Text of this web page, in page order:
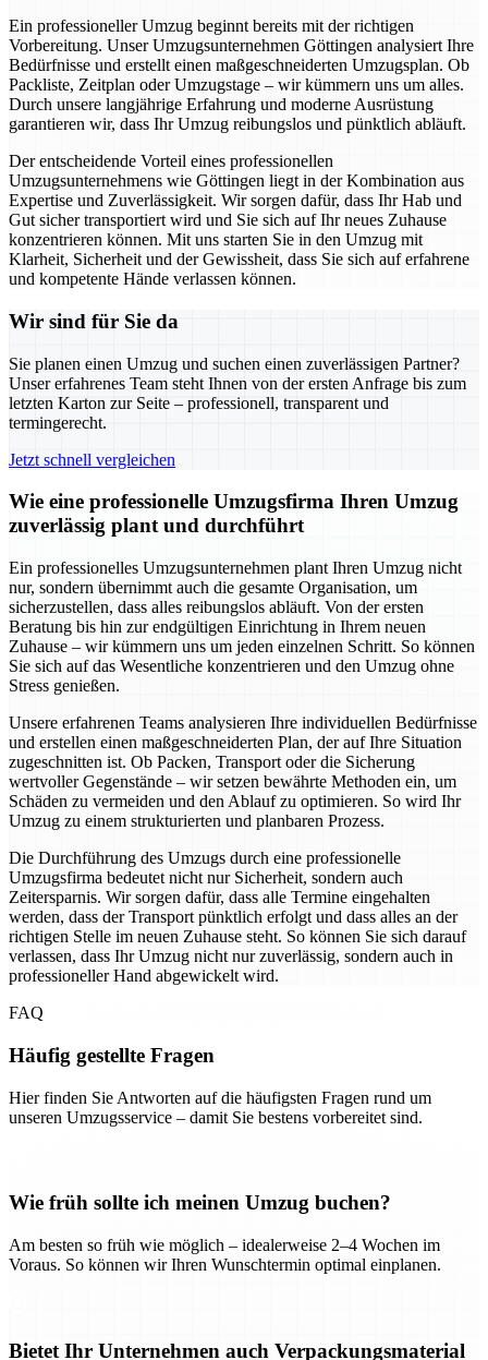
Ein professioneller Umzug beginnt bereits mit der richtigen
Vorbereitung. Unser Umzugsunternehmen Göttingen analysiert Ihre
Bedürfnisse und erstellt einen maßgeschneiderten Umzugsplan. Ob
Packliste, Zeitplan oder Umzugstage – wir kümmern uns um alles.
Durch unsere langjährige Erfahrung und moderne Ausrüstung
garantieren wir, dass Ihr Umzug reibungslos und pünktlich abläuft.
Der entscheidende Vorteil eines professionellen
Umzugsunternehmens wie Göttingen liegt in der Kombination aus
Expertise und Zuverlässigkeit. Wir sorgen dafür, dass Ihr Hab und
Gut sicher transportiert wird und Sie sich auf Ihr neues Zuhause
konzentrieren können. Mit uns starten Sie in den Umzug mit
Klarheit, Sicherheit und der Gewissheit, dass Sie sich auf erfahrene
und kompetente Hände verlassen können.
Wir sind für Sie da
Sie planen einen Umzug und suchen einen zuverlässigen Partner?
Unser erfahrenes Team steht Ihnen von der ersten Anfrage bis zum
letzten Karton zur Seite – professionell, transparent und
termingerecht.
Jetzt schnell vergleichen
Wie eine professionelle Umzugsfirma Ihren Umzug
zuverlässig plant und durchführt
Ein professionelles Umzugsunternehmen plant Ihren Umzug nicht
nur, sondern übernimmt auch die gesamte Organisation, um
sicherzustellen, dass alles reibungslos abläuft. Von der ersten
Beratung bis hin zur endgültigen Einrichtung in Ihrem neuen
Zuhause – wir kümmern uns um jeden einzelnen Schritt. So können
Sie sich auf das Wesentliche konzentrieren und den Umzug ohne
Stress genießen.
Unsere erfahrenen Teams analysieren Ihre individuellen Bedürfnisse
und erstellen einen maßgeschneiderten Plan, der auf Ihre Situation
zugeschnitten ist. Ob Packen, Transport oder die Sicherung
wertvoller Gegenstände – wir setzen bewährte Methoden ein, um
Schäden zu vermeiden und den Ablauf zu optimieren. So wird Ihr
Umzug zu einem strukturierten und planbaren Prozess.
Die Durchführung des Umzugs durch eine professionelle
Umzugsfirma bedeutet nicht nur Sicherheit, sondern auch
Zeitersparnis. Wir sorgen dafür, dass alle Termine eingehalten
werden, dass der Transport pünktlich erfolgt und dass alles an der
richtigen Stelle im neuen Zuhause steht. So können Sie sich darauf
verlassen, dass Ihr Umzug nicht nur zuverlässig, sondern auch in
professioneller Hand abgewickelt wird.
FAQ
Häufig gestellte Fragen
Hier finden Sie Antworten auf die häufigsten Fragen rund um
unseren Umzugsservice – damit Sie bestens vorbereitet sind.
Wie früh sollte ich meinen Umzug buchen?
Am besten so früh wie möglich – idealerweise 2–4 Wochen im
Voraus. So können wir Ihren Wunschtermin optimal einplanen.
Bietet Ihr Unternehmen auch Verpackungsmaterial